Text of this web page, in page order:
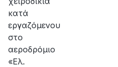
κατά
εργαζόμενου
στο
αεροδρόμιο
«Ελ.